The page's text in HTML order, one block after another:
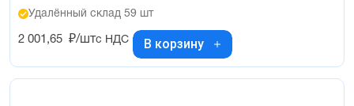
Удалённый склад 59 шт
2 001,65 ₽/штс НДС В корзину